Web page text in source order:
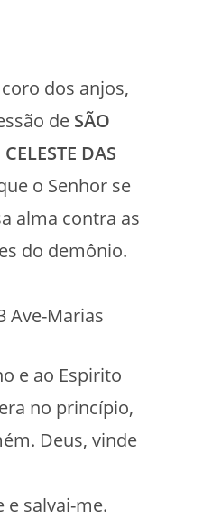
dos anjos,
de SÃO
DAS
o Senhor se
alma contra as
do demônio.
Ave-Marias
e ao Espirito
no princípio,
Deus, vinde
e salvai-me.